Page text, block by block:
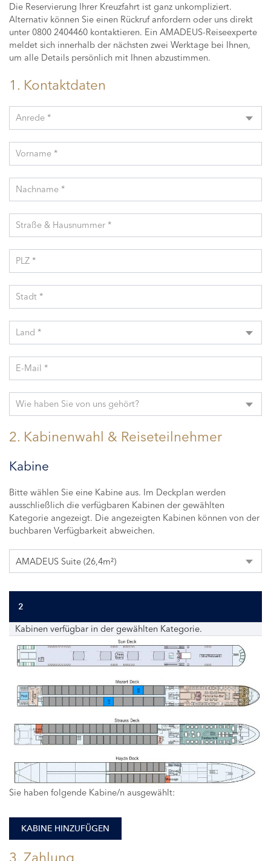
Die Reservierung Ihrer Kreuzfahrt ist ganz unkompliziert.
Alternativ können Sie einen Rückruf anfordern oder uns direkt
unter 0800 2404460 kontaktieren. Ein AMADEUS-Reiseexperte
meldet sich innerhalb der nächsten zwei Werktage bei Ihnen,
um alle Details persönlich mit Ihnen abzustimmen.
1. Kontaktdaten
Anrede *
Vorname *
Nachname *
Straße & Hausnummer *
PLZ *
Stadt *
Land *
E-Mail *
Wie haben Sie von uns gehört?
2. Kabinenwahl & Reiseteilnehmer
Kabine
Bitte wählen Sie eine Kabine aus. Im Deckplan werden
ausschließlich die verfügbaren Kabinen der gewählten
Kategorie angezeigt. Die angezeigten Kabinen können von der
buchbaren Verfügbarkeit abweichen.
AMADEUS Suite (26,4m²)
2
Kabinen verfügbar in der gewählten Kategorie.
306
311
Sie haben folgende Kabine/n ausgewählt:
KABINE HINZUFÜGEN
3. Zahlung